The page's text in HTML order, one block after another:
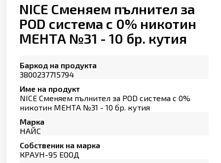
NICE Сменяем пълнител за
POD система с 0% никотин
МЕНТА №31 - 10 бр. кутия
Баркод на продукта
3800237715794
Име на продукт
NICE Сменяем пълнител за POD система с 0%
никотин МЕНТА №31 - 10 бр. кутия
Марка
НАЙС
Собственик на марка
КРАУН-95 ЕООД